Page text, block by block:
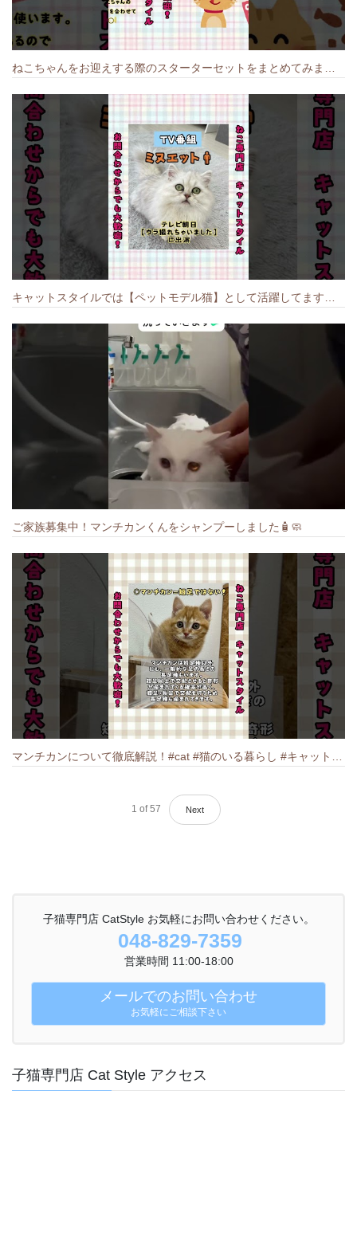
ねこちゃんをお迎えする際のスターターセットをまとめてみました🐱#cat #猫のいる暮らし #キャット #ねこ #ペットショップ #かわいい子猫 #munchkin
ご家族募集中！マンチカンくんをシャンプーしました🧴🧼
1 of 57 Next
子猫専門店 CatStyle お気軽にお問い合わせください。
048-829-7359
営業時間 11:00-18:00
メールでのお問い合わせ
お気軽にご相談下さい
子猫専門店 Cat Style アクセス